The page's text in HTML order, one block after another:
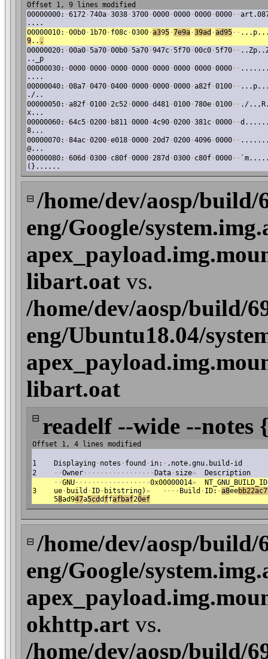
Offset 1, 9 lines modified
00000000: ·6172 ·740a ·3038 ·3700 ·0000 ·0000 ·0000 ·0000 · ·
....
00000010: ·00b0 · 1b70 · f08c ·0300 ·a395 ·7e9a ·39ad ·ad95 · ·
9.. .
00000020: ·00a0 ·5a70 ·00b0 ·5a70 ·947c ·5f70 ·00c0 ·5f70 · ·
.._p
00000030: ·0000 ·0000 ·0000 ·0000 ·0000 ·0000 ·0000 ·0000 · ·
....
00000040: ·08a7 ·0470 ·0400 ·0000 ·0000 ·0000 ·a82f ·0100 · ·
./..
00000050: ·a82f ·0100 ·2c52 ·0000 ·d481 ·0100 ·780e ·0100 · · ./
x...
00000060: ·64c5 ·0200 · b811 ·0000 ·4c90 ·0200 ·381c ·0000 · ·
8...
00000070: ·84ac ·0200 ·e018 ·0000 ·20d7 ·0200 ·4096 ·0000 · ·
@...
00000080: ·606d ·0300 · c80f ·0000 ·287d ·0300 · c80f ·0000 · ·
(}......
⊟ /home/dev/aosp/build/
eng/Google/
libart.oat vs.
/home/dev/aosp/build/
eng/Ubuntu18.04/
libart.oat
⊟ readelf --wide --notes
Offset 1, 4 lines modified
1 Displaying · notes · found · in: · .note.gnu.build-id
2
· ·Owner · · · · · · · · · · · · · · · · · Data · size» Description
3
· ·GNU · · · · · · · · · · · · · · · · · ·0x00000014» NT_GNU_BUILD_ID
ue · build · ID · bitstring) » · · · · Build · ID: ·a8ee
58ad947a5cdd ffafbaf20ef
⊟ /home/dev/aosp/build/
eng/Google/
okhttp.art vs.
/home/dev/aosp/build/